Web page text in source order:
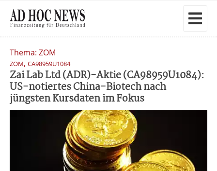
Thema: ZOM
ZOM, CA98959U1084
Zai Lab Ltd (ADR)-Aktie (CA98959U1084):
US-notiertes China-Biotech nach
jüngsten Kursdaten im Fokus